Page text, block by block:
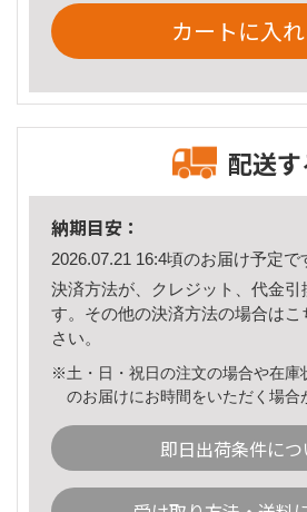
カートに入
配送す
納期目安：
2026.07.21 16:4頃のお届け予定で
決済方法が、クレジット、代金引
す。その他の決済方法の場合はこ
さい。
※土・日・祝日の注文の場合や在庫
のお届けにお時間をいただく場合
即日出荷条件につ